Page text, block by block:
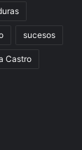
sucesos
Castro